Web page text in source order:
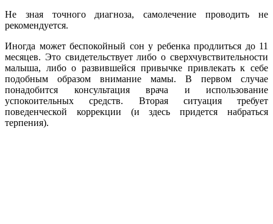
Не зная точного диагноза, самолечение проводить не
рекомендуется.
Иногда может беспокойный сон у ребенка продлиться до 11
месяцев. Это свидетельствует либо о сверхчувствительности
малыша, либо о развившейся привычке привлекать к себе
подобным образом внимание мамы. В первом случае
понадобится консультация врача и использование
успокоительных средств. Вторая ситуация требует
поведенческой коррекции (и здесь придется набраться
терпения).